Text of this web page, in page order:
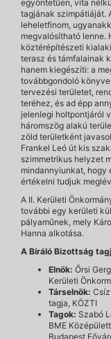
egyöntetűen, vita
tagjának szimpátiáját.
leheletfinom,
megvalósítható lenne.
köztérépítészeti
terasz és támfalainak
hanem kiegészíti: a
továbbgondoló
tervezési területet,
teréhez, és ad épp
jelenlegi holtpontjáról
háromszög alakú
zöld területként
Frankel Leó út kis
szimmetrikus helyzet
mindannyiunkat, hogy
értékelni tudjuk
A II. Kerületi
további egy kerületi
pályaműnek, mely
Hanna alkotása.
A Bíráló Bizottság
Elnök: Őrsi
Kerületi
Társelnök:
tagja, KÖZTI
Tagok: Szabó
BME
Budapest